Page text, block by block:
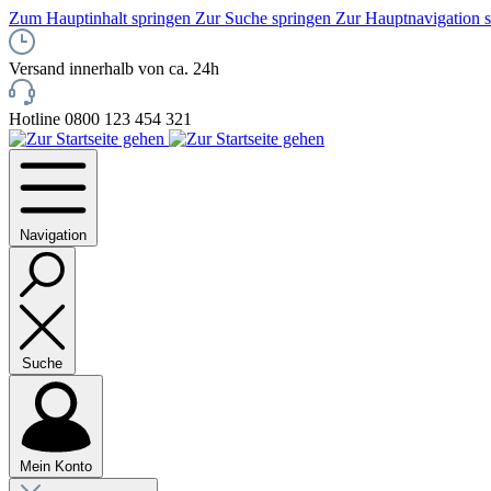
Zum Hauptinhalt springen Zur Suche springen Zur Hauptnavigation
Versand innerhalb von ca. 24h
Hotline 0800 123 454 321
Navigation
Suche
Mein Konto